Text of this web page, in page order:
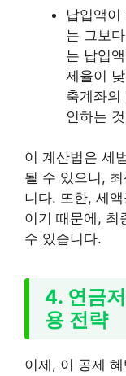
납입액
는 그보
는 납입
제율이
축계좌의
인하는
이 계산법은 세
될 수 있으니,
니다. 또한, 세
이기 때문에, 최
수 있습니다.
4. 연금
용 전략
이제, 이 공제